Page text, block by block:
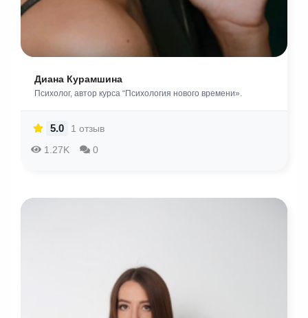
Диана Курамшина
Психолог, автор курса “Психология нового времени».
1.27K 0
5.0 1 отзыв